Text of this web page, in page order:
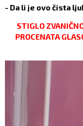
- Da li je ovo čista
STIGLO
PROCENATA